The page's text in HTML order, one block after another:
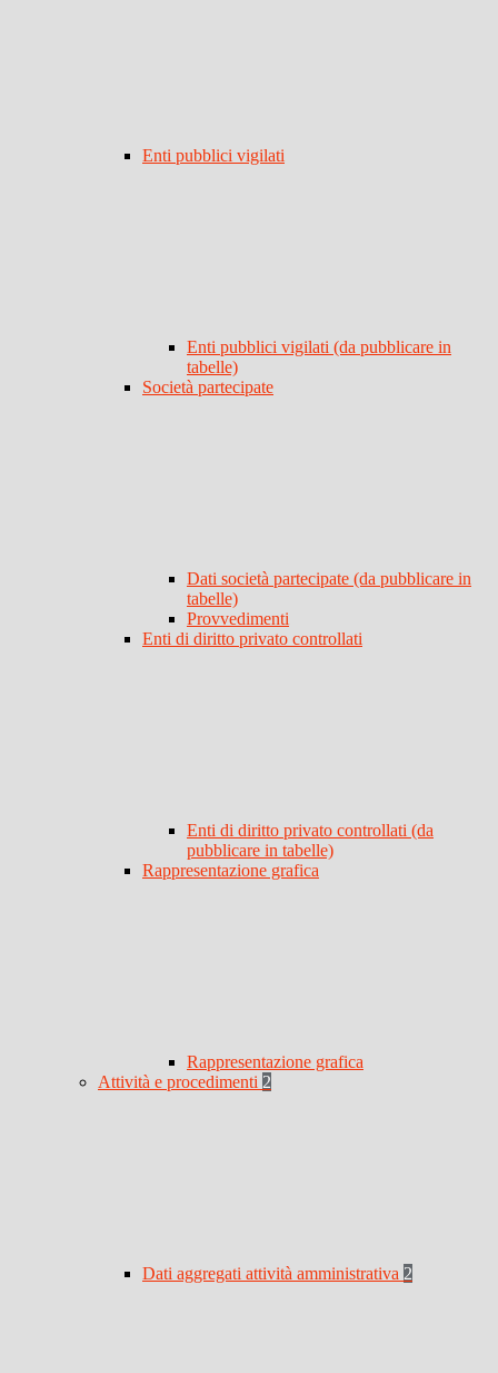
Enti pubblici vigilati
Enti pubblici vigilati (da pubblicare in
tabelle)
Società partecipate
Dati società partecipate (da pubblicare in
tabelle)
Provvedimenti
Enti di diritto privato controllati
Enti di diritto privato controllati (da
pubblicare in tabelle)
Rappresentazione grafica
Rappresentazione grafica
Attività e procedimenti 2
Dati aggregati attività amministrativa 2